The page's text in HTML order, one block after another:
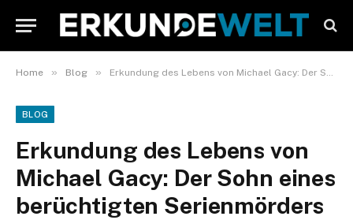
Home » Blog » Erkundung des Lebens von Michael Gacy: Der Sohn eines berüchtigten Serienmörders
BLOG
Erkundung des Lebens von
Michael Gacy: Der Sohn eines
berüchtigten Serienmörders